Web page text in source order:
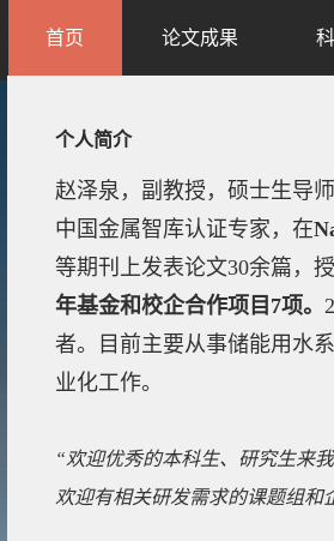
首页 论文成果
个人简介
赵泽泉，副教授，硕士生导师
中国金属智库认证专家，在
等期刊上发表论文30余篇，
年基金和校企合作项目7项。
者。目前主要从事储能用水
业化工作。
“欢迎优秀的本科生、研究生来
欢迎有相关研发需求的课题组和